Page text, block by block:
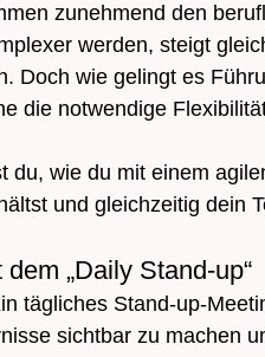
zunehmend den
werden, steigt
Doch wie gelingt es
die notwendige
du, wie du mit einem
und gleichzeitig dein
„Daily Stand-up“
tägliches Stand-up-
sichtbar zu machen